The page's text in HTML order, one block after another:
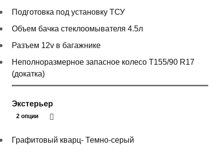
Подготовка под установку ТСУ
Объем бачка стеклоомывателя 4.5л
Разъем 12v в багажнике
Неполноразмерное запасное колесо T155/90 R17
(докатка)
Экстерьер
2 опции
Графитовый кварц- Темно-серый